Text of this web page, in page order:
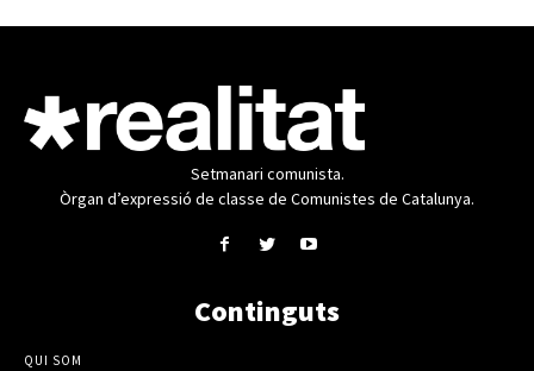
Setmanari comunista.
Òrgan d’expressió de classe de Comunistes de Catalunya.
Continguts
QUI SOM